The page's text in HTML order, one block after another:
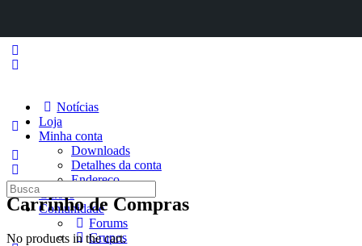
Notícias
Loja
Minha conta
Downloads
Detalhes da conta
Endereço
Cursos
Comunidade
Forums
Grupos
Carrinho de Compras
No products in the cart.
Procurar
por: